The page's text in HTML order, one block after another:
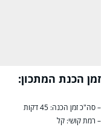
זמן הכנת המתכון:
– סה"כ זמן הכנה: 45 דקות
– רמת קושי: קל